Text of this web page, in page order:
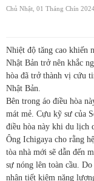
Chủ Nhật, 01 Tháng Chín
Nhiệt độ tăng cao khiến
Nhật Bản trở nên khắc
hòa đã trở thành vị cứu
Nhật Bản.
Bên trong áo điều hòa
mát mẻ. Cựu kỹ sư của
điều hòa này khi du lịch
Ông Ichigaya cho rằng
tòa nhà mới sẽ dẫn đến
sự nóng lên toàn cầu.
nhân tiết kiệm năng